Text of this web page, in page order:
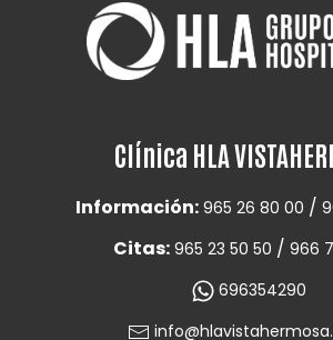
Clínica HLA
Información: 965 26 80 00 /
Citas: 965 23 50 50 / 966
696354290